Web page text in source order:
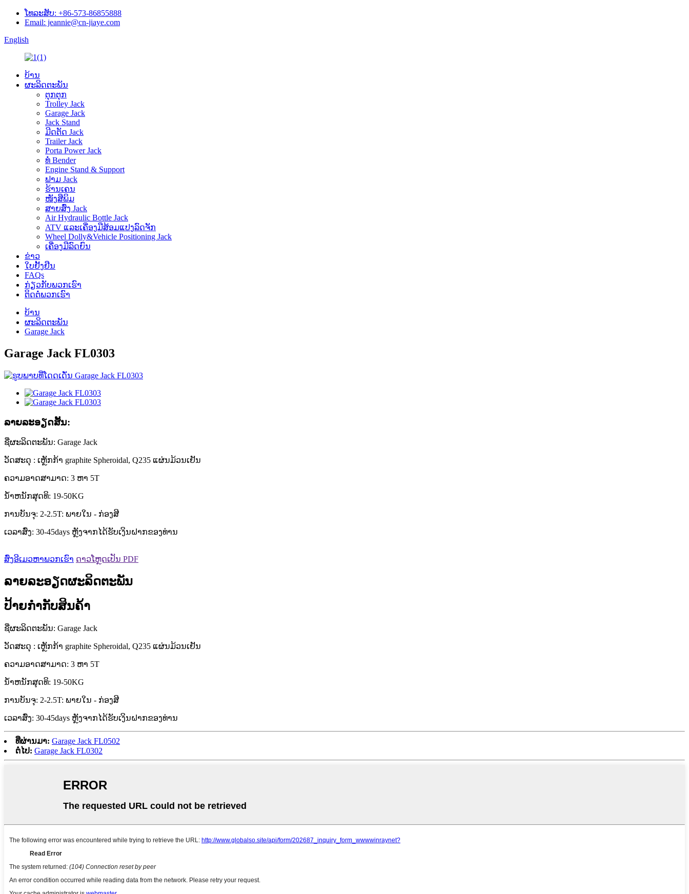
ໂທລະສັບ: +86-573-86855888
Email: jeannie@cn-jiaye.com
English
ບ້ານ
ຜະລິດຕະພັນ
ຕຸກຕຸກ
Trolley Jack
Garage Jack
Jack Stand
ມີດຕັດ Jack
Trailer Jack
Porta Power Jack
ທໍ່ Bender
Engine Stand & Support
ຟາມ Jack
ຮ້ານເຄນ
ໜັງສືພິມ
ສາຍສົ່ງ Jack
Air Hydraulic Bottle Jack
ATV ແລະເຄື່ອງມືສ້ອມແປງລົດຈັກ
Wheel Dolly&Vehicle Positioning Jack
ເຄື່ອງມືລົດຍົນ
ຂ່າວ
ໃບຢັ້ງຢືນ
FAQs
ກ່ຽວກັບພວກເຮົາ
ຕິດຕໍ່ພວກເຮົາ
ບ້ານ
ຜະລິດຕະພັນ
Garage Jack
Garage Jack FL0303
ລາຍ​ລະ​ອຽດ​ສັ້ນ​:
ຊື່ຜະລິດຕະພັນ: Garage Jack
ວັດສະດຸ : ເຫຼັກກ້າ graphite Spheroidal, Q235 ແຜ່ນມ້ວນເຢັນ
ຄວາມອາດສາມາດ: 3 ຫາ 5T
ນ້ໍາຫນັກສຸດທິ: 19-50KG
ການບັນຈຸ: 2-2.5T: ພາຍໃນ - ກ່ອງສີ
ເວລາສົ່ງ: 30-45days ຫຼັງຈາກໄດ້ຮັບເງິນຝາກຂອງທ່ານ
ສົ່ງອີເມວຫາພວກເຮົາ ດາວໂຫຼດເປັນ PDF
ລາຍລະອຽດຜະລິດຕະພັນ
ປ້າຍກຳກັບສິນຄ້າ
ຊື່ຜະລິດຕະພັນ: Garage Jack
ວັດສະດຸ : ເຫຼັກກ້າ graphite Spheroidal, Q235 ແຜ່ນມ້ວນເຢັນ
ຄວາມອາດສາມາດ: 3 ຫາ 5T
ນ້ໍາຫນັກສຸດທິ: 19-50KG
ການບັນຈຸ: 2-2.5T: ພາຍໃນ - ກ່ອງສີ
ເວລາສົ່ງ: 30-45days ຫຼັງຈາກໄດ້ຮັບເງິນຝາກຂອງທ່ານ
ທີ່ຜ່ານມາ: Garage Jack FL0502
ຕໍ່ໄປ: Garage Jack FL0302